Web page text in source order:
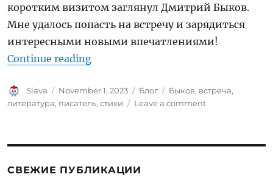
коротким визитом заглянул Дмитрий Быков.
Мне удалось попасть на встречу и зарядиться
интересными новыми впечатлениями!
Continue reading“Дмитрий Быков в Брисбене”
Author
Slava
Posted
on
November 1, 2023 Categories
Блог Tags
Быков, встреча,
литература, писатель,стихи Leave a commenton
СВЕЖИЕ ПУБЛИКАЦИИ